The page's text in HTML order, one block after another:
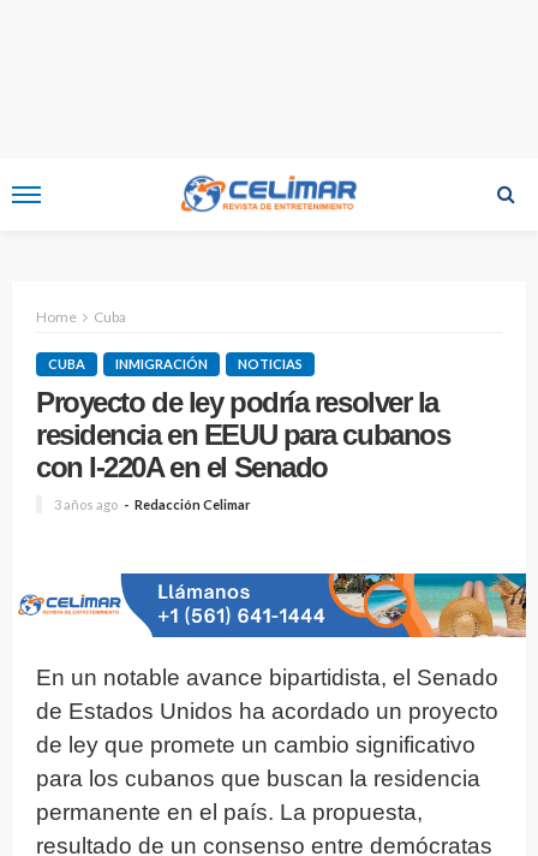
Home Cuba
CUBA INMIGRACIÓN NOTICIAS
Proyecto de ley podría resolver la
residencia en EEUU para cubanos
con I-220A en el Senado
3 años ago Redacción Celimar
En un notable avance bipartidista, el Senado
de Estados Unidos ha acordado un proyecto
de ley que promete un cambio significativo
para los cubanos que buscan la residencia
permanente en el país. La propuesta,
resultado de un consenso entre demócratas